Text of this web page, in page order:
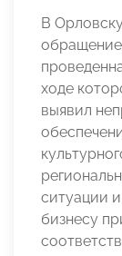
В
ходе
выявил
ситуации
бизнесу